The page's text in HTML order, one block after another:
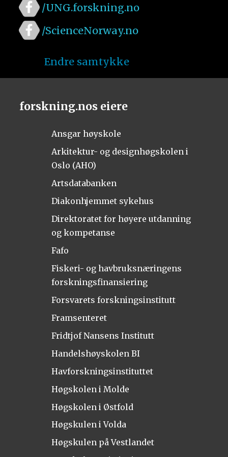
/UNG.forskning.no
/ScienceNorway.no
Endre samtykke
forskning.nos eiere
Ansgar høyskole
Arkitektur- og designhøgskolen i
Oslo (AHO)
Artsdatabanken
Diakonhjemmet sykehus
Direktoratet for høyere utdanning
og kompetanse
Fafo
Fiskeri- og havbruksnæringens
forskningsfinansiering
Forsvarets forskningsinstitutt
Framsenteret
Fridtjof Nansens Institutt
Handelshøyskolen BI
Havforskningsinstituttet
Høgskolen i Molde
Høgskolen i Østfold
Høgskulen i Volda
Høgskulen på Vestlandet